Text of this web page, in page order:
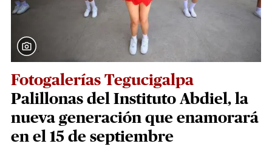
Fotogalerías Tegucigalpa
Palillonas del Instituto Abdiel, la
nueva generación que enamorará
en el 15 de septiembre